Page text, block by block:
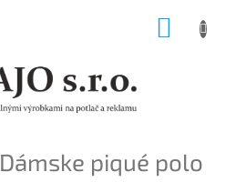
Dámske piqué polo